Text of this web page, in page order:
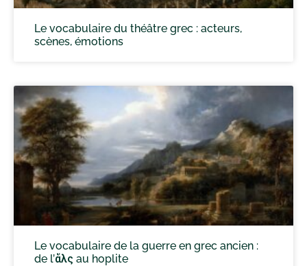
Le vocabulaire du théâtre grec : acteurs,
scènes, émotions
Le vocabulaire de la guerre en grec ancien :
de l’ἅλς au hoplite